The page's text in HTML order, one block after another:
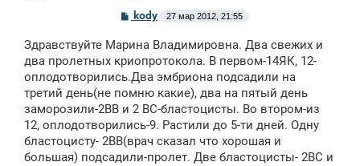
С
о
б
щ
н
и
е
kody 27 мар 2012, 21:55
Здравствуйте Марина Владимировна. Два свежих и
два пролетных криопротокола. В первом-14ЯК, 12-
оплодотворились.Два эмбриона подсадили на
третий день(не помню какие), два на пятый день
заморозили-2ВВ и 2 ВС-бластоцисты. Во втором-из
12, оплодотворились-9. Растили до 5-ти дней. Одну
бластоцисту- 2ВВ(врач сказал что хорошая и
большая) подсадили-пролет. Две бластоцисты- 2ВС и